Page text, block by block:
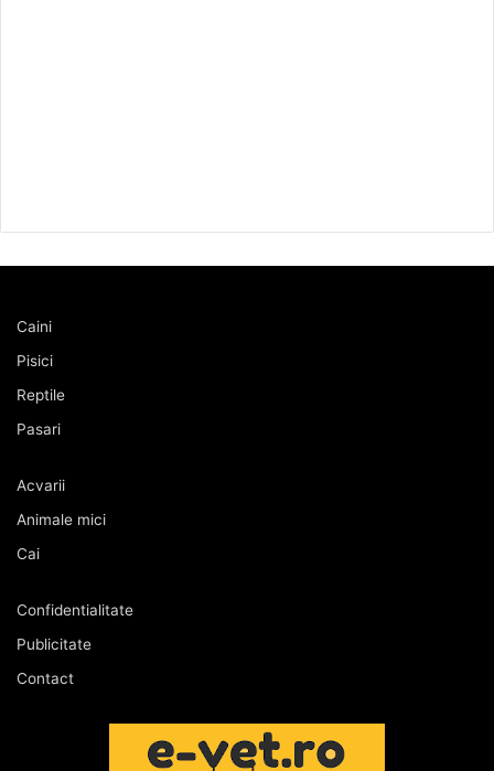
Caini
Pisici
Reptile
Pasari
Acvarii
Animale mici
Cai
Confidentialitate
Publicitate
Contact